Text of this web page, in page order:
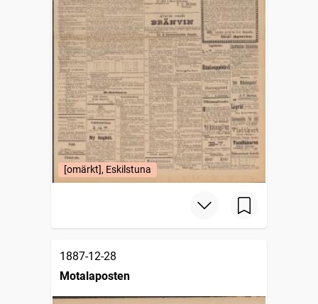
[omärkt], Eskilstuna
1887-12-28
Motalaposten